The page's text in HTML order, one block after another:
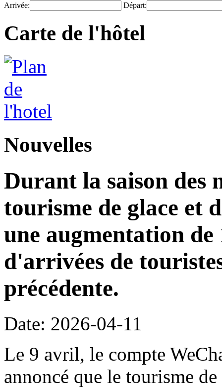
Arrivée: Départ:
Carte de l'hôtel
Nouvelles
Durant la saison des
tourisme de glace et
une augmentation
d'arrivées de
précédente.
Date: 2026-04-11
Le 9 avril, le compte
annoncé que le tourisme